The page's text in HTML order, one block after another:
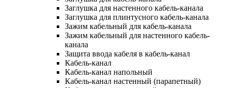
Заглушка для настенного кабель-канала
Заглушка для плинтусного кабель-канала
Зажим кабельный для кабель-канала
Зажим кабельный для настенного кабель-
канала
Защита ввода кабеля в кабель-канал
Кабель-канал
Кабель-канал напольный
Кабель-канал настенный (парапетный)